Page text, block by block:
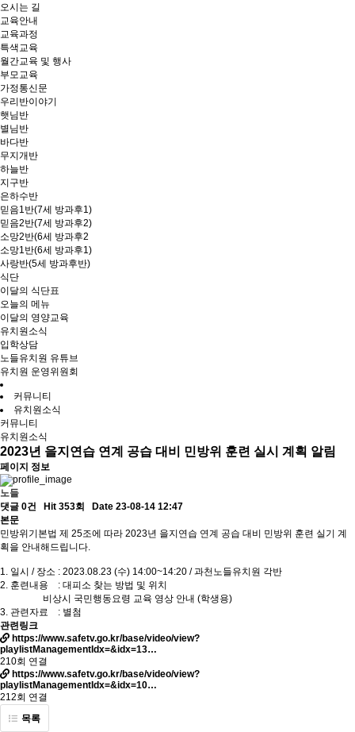
오시는 길
교육안내
교육과정
특색교육
월간교육 및 행사
부모교육
가정통신문
우리반이야기
햇님반
별님반
바다반
무지개반
하늘반
지구반
은하수반
믿음1반(7세 방과후1)
믿음2반(7세 방과후2)
소망2반(6세 방과후2
소망1반(6세 방과후1)
사랑반(5세 방과후반)
식단
이달의 식단표
오늘의 메뉴
이달의 영양교육
유치원소식
입학상담
노들유치원 유튜브
유치원 운영위원회
커뮤니티
유치원소식
커뮤니티
유치원소식
2023년 을지연습 연계 공습 대비 민방위 훈련 실시 계획 알림
페이지 정보
노들
댓글 0건
Hit 353회
Date 23-08-14 12:47
본문
민방위기본법 제 25조에 따라 2023년 을지연습 연계 공습 대비 민방위 훈련 실기 계
획을 안내해드립니다.
1. 일시 / 장소 : 2023.08.23 (수) 14:00~14:20 / 과천노들유치원 각반
2. 훈련내용 : 대피소 찾는 방법 및 위치
비상시 국민행동요령 교육 영상 안내 (학생용)
3. 관련자료 : 별첨
관련링크
https://www.safetv.go.kr/base/video/view?
playlistManagementIdx=&idx=13…
210회 연결
https://www.safetv.go.kr/base/video/view?
playlistManagementIdx=&idx=10…
212회 연결
목록